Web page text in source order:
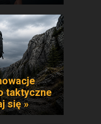
taktyczne
się »